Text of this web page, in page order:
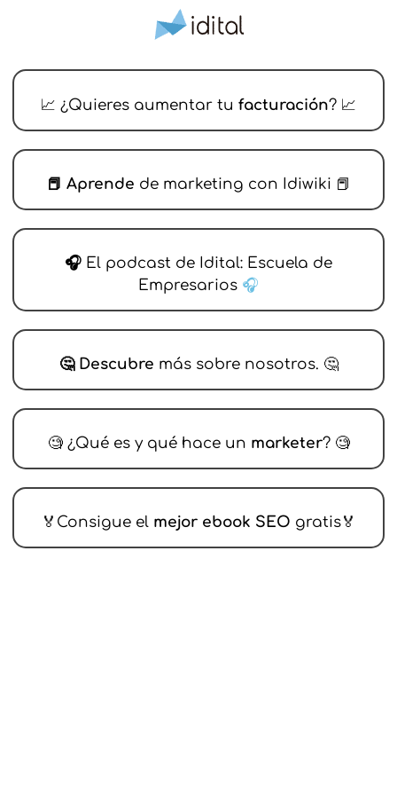
📈 ¿Quieres aumentar tu facturación? 📈
📕 Aprende de marketing con Idiwiki 📕
🎧 El podcast de Idital: Escuela de
Empresarios 🎧
🤔 Descubre más sobre nosotros. 🤔
🧐 ¿Qué es y qué hace un marketer? 🧐
🏅Consigue el mejor ebook SEO gratis🏅